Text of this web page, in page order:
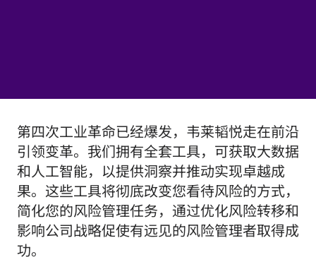
第四次工业革命已经爆发，韦莱韬悦走在前沿
引领变革。我们拥有全套工具，可获取大数据
和人工智能，以提供洞察并推动实现卓越成
果。这些工具将彻底改变您看待风险的方式，
简化您的风险管理任务，通过优化风险转移和
影响公司战略促使有远见的风险管理者取得成
功。